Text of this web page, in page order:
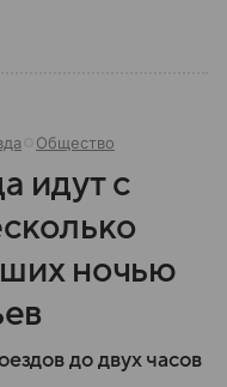
Общество
идут с
ночью
до двух часов